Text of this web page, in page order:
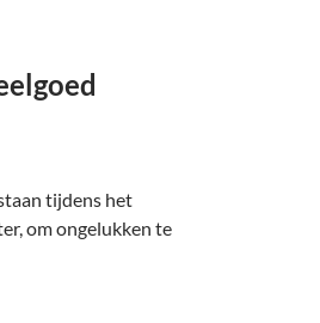
tijdens het
om ongelukken te